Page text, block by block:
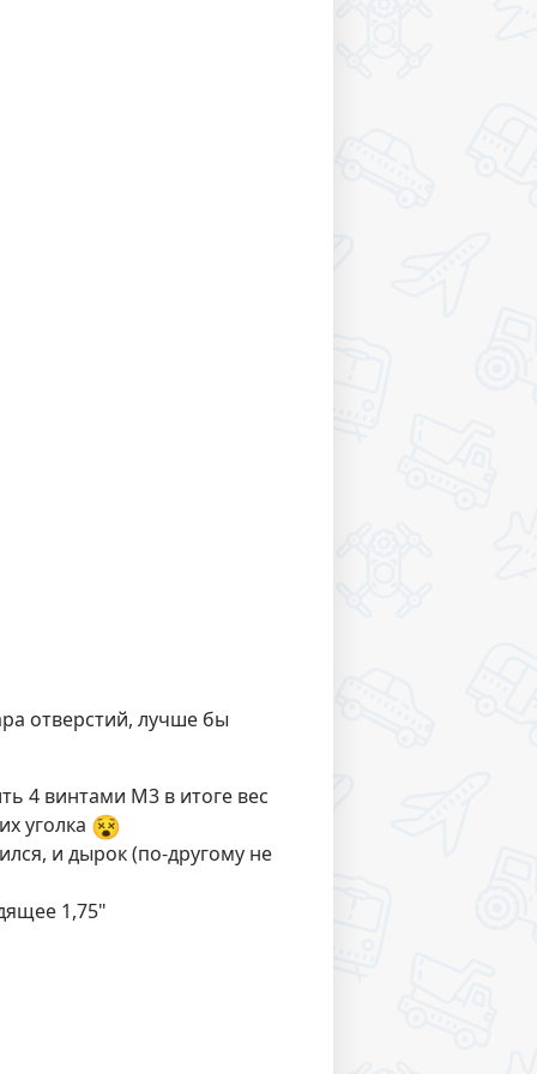
отверстий, лучше бы
4 винтами М3 в итоге вес
уголка 😵
и дырок (по-другому не
1,75"